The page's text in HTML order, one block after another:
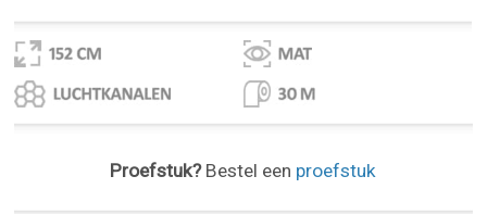
Proefstuk?Bestel een proefstuk